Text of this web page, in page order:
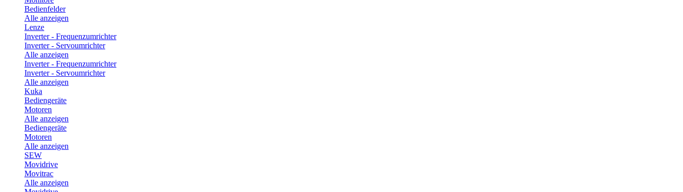
Bedienfelder
Alle anzeigen
Lenze
Inverter - Frequenzumrichter
Inverter - Servoumrichter
Alle anzeigen
Inverter - Frequenzumrichter
Inverter - Servoumrichter
Alle anzeigen
Kuka
Bediengeräte
Motoren
Alle anzeigen
Bediengeräte
Motoren
Alle anzeigen
SEW
Movidrive
Movitrac
Alle anzeigen